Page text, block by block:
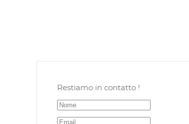
Restiamo in contatto !